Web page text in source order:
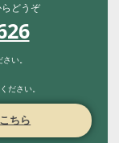
どうぞ
い。
ださい。
ちら